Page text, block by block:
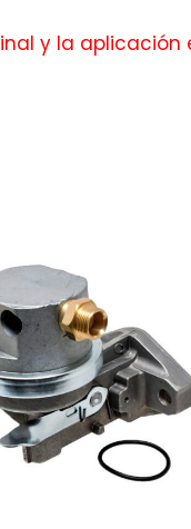
y la aplicación